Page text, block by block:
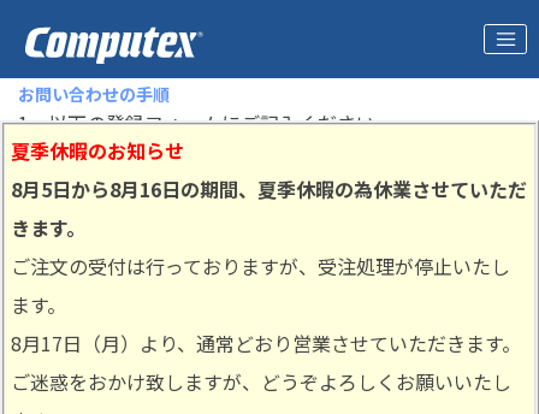
夏季休暇のお知らせ
8月5日から8月16日の期間、夏季休暇の為休業させていただ
きます。
ご注文の受付は行っておりますが、受注処理が停止いたし
ます。
8月17日（月）より、通常どおり営業させていただきます。
ご迷惑をおかけ致しますが、どうぞよろしくお願いいたし
お問い合わせの手順
1．以下の登録フォームにご記入ください。
2．[次へ進む]ボタンをクリックし、次画面で入力された
内容を確認できます。問題があれば内容をご訂正くださ
い。
3．入力内容をご確認後、完了ボタンをクリックし、当社
からの連絡をお待ちください。
会社名※ 個人様の場合は、会社名欄に”個人”とご記入ください。